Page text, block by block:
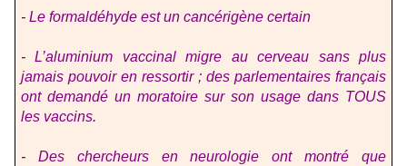
- Le formaldéhyde est un cancérigène certain
-L’aluminium vaccinal migre au cerveau sans plus
jamais pouvoir en ressortir ; des parlementaires français
ont demandé un moratoire sur son usage dans TOUS
les vaccins.
- Des chercheurs en neurologie ont montré que